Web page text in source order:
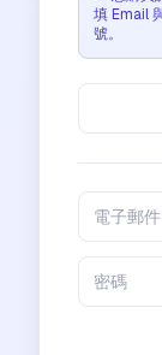
填 Email
號。